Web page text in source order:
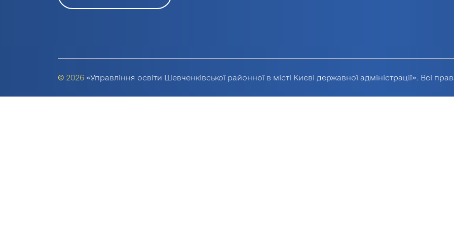
© 2026 «Управління освіти Шевченківської районної в місті Києві державної адміністрації». Всі